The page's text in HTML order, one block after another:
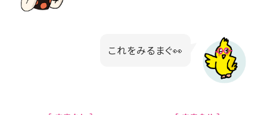
これをみるまぐ👀